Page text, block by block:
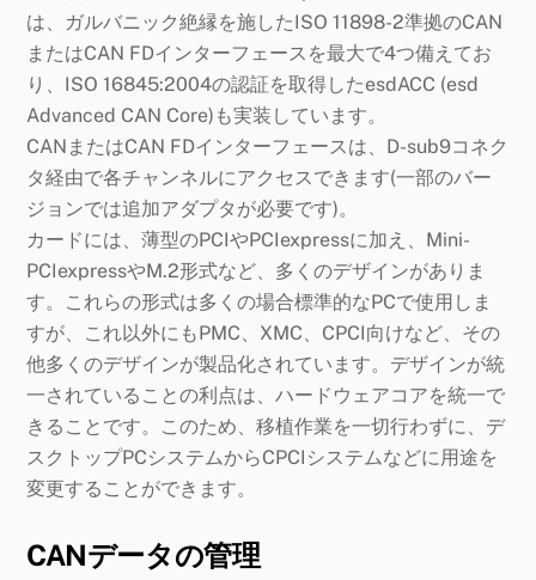
は、ガルバニック絶縁を施したISO 11898-2準拠のCAN
またはCAN FDインターフェースを最大で4つ備えてお
り、ISO 16845:2004の認証を取得したesdACC (esd
Advanced CAN Core)も実装しています。
CANまたはCAN FDインターフェースは、D-sub9コネク
タ経由で各チャンネルにアクセスできます(一部のバー
ジョンでは追加アダプタが必要です)。
カードには、薄型のPCIやPCIexpressに加え、Mini-
PCIexpressやM.2形式など、多くのデザインがありま
す。これらの形式は多くの場合標準的なPCで使用しま
すが、これ以外にもPMC、XMC、CPCI向けなど、その
他多くのデザインが製品化されています。デザインが統
一されていることの利点は、ハードウェアコアを統一で
きることです。このため、移植作業を一切行わずに、デ
スクトップPCシステムからCPCIシステムなどに用途を
変更することができます。
CANデータの管理